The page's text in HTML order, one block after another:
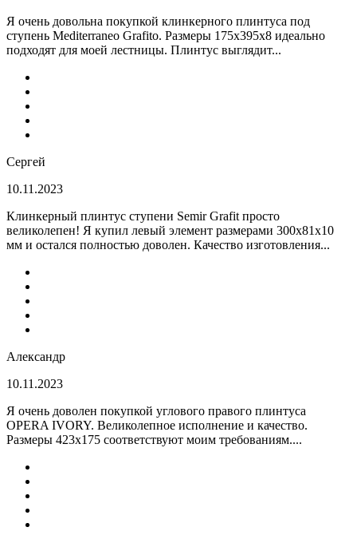
Я очень довольна покупкой клинкерного плинтуса под
ступень Mediterraneo Grafito. Размеры 175х395х8 идеально
подходят для моей лестницы. Плинтус выглядит...
Сергей
10.11.2023
Клинкерный плинтус ступени Semir Grafit просто
великолепен! Я купил левый элемент размерами 300х81х10
мм и остался полностью доволен. Качество изготовления...
Александр
10.11.2023
Я очень доволен покупкой углового правого плинтуса
OPERA IVORY. Великолепное исполнение и качество.
Размеры 423х175 соответствуют моим требованиям....